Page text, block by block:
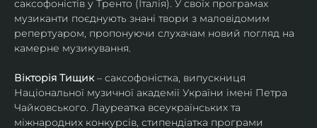
саксофоністів у Тренто (Італія). У своїх програмах
музиканти поєднують знані твори з маловідомим
репертуаром, пропонуючи слухачам новий погляд на
камерне музикування.
Вікторія Тищик – саксофоністка, випускниця
Національної музичної академії України імені Петра
Чайковського. Лауреатка всеукраїнських та
міжнародних конкурсів, стипендіатка програми